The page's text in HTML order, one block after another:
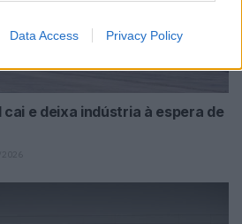
Data Access Privacy Policy
e deixa indústria à espera de